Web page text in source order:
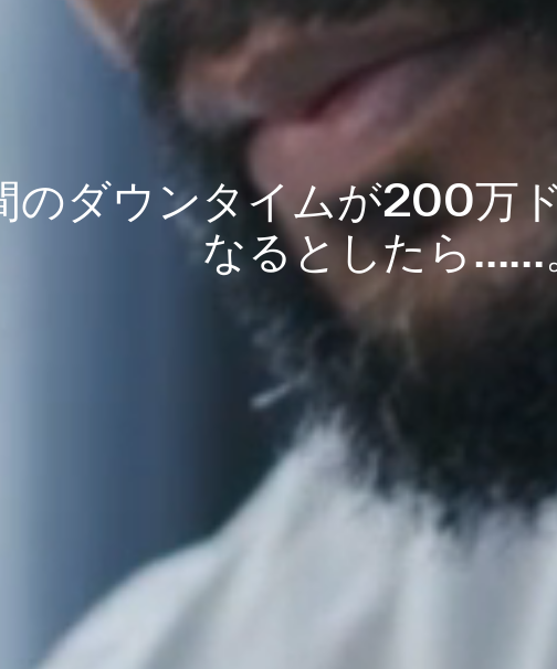
のダウンタイムが200万
なるとしたら......